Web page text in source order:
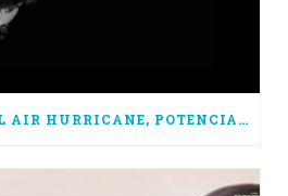
NUEVA WINGPADEL AIR HURRICANE, POTENCIA PURA